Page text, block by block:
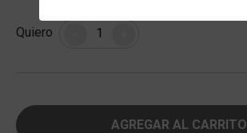
Quiero Cantidad
AGREGAR AL CARRITO